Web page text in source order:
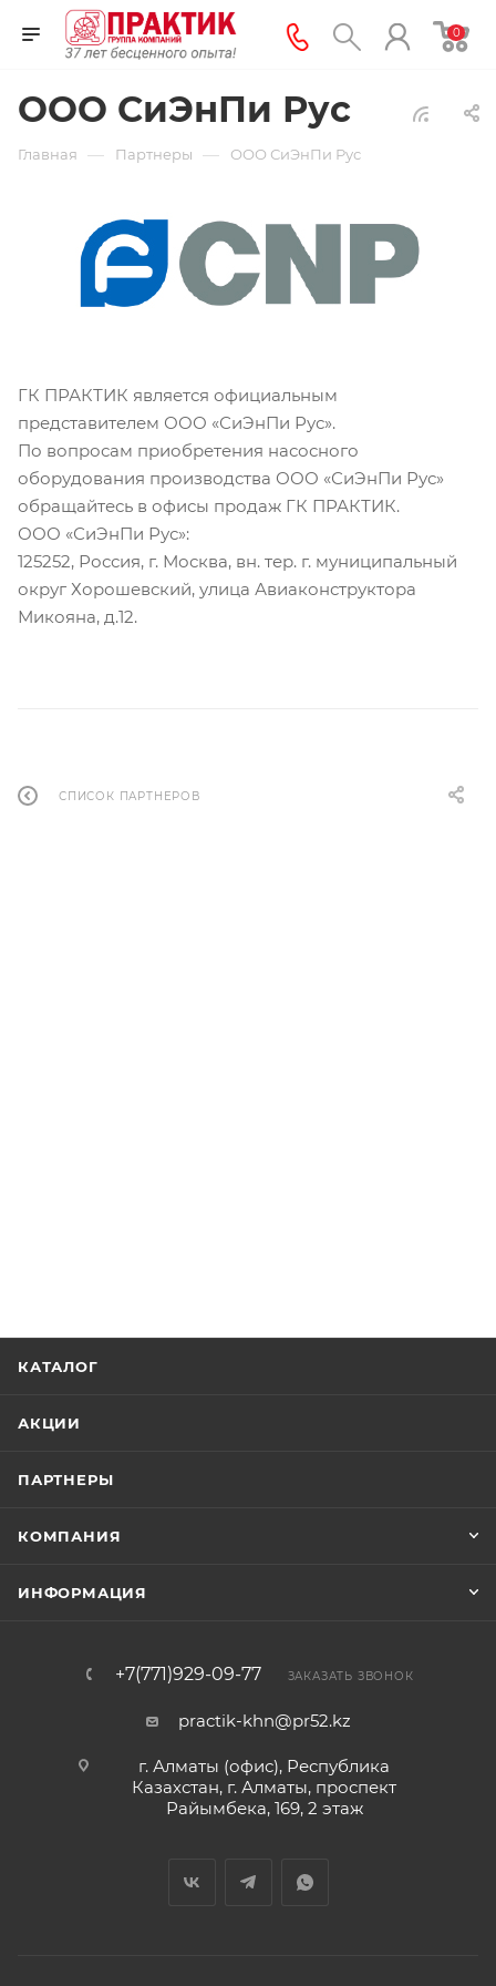
0
ООО СиЭнПи Рус
Главная — Партнеры — ООО СиЭнПи Рус
ГК ПРАКТИК является официальным
представителем ООО «СиЭнПи Рус».
По вопросам приобретения насосного
оборудования производства ООО «СиЭнПи Рус»
обращайтесь в офисы продаж ГК ПРАКТИК.
ООО «СиЭнПи Рус»:
125252, Россия, г. Москва, вн. тер. г. муниципальный
округ Хорошевский, улица Авиаконструктора
Микояна, д.12.
СПИСОК ПАРТНЕРОВ
КАТАЛОГ
АКЦИИ
ПАРТНЕРЫ
КОМПАНИЯ
ИНФОРМАЦИЯ
+7(771)929-09-77 ЗАКАЗАТЬ ЗВОНОК
practik-khn@pr52.kz
г. Алматы (офис), Республика
Казахстан, г. Алматы, проспект
Райымбека, 169, 2 этаж